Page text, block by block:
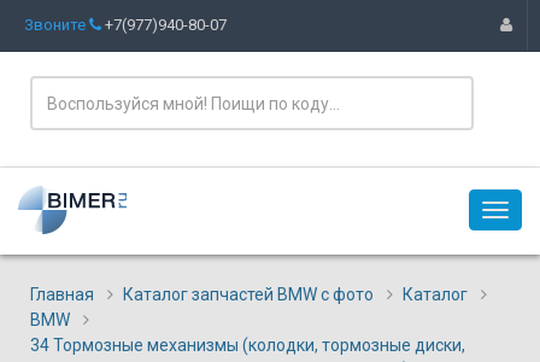
Звоните +7(977)940-80-07
Главная Каталог запчастей BMW с фото
Каталог
BMW
34 Тормозные механизмы (колодки, тормозные диски,